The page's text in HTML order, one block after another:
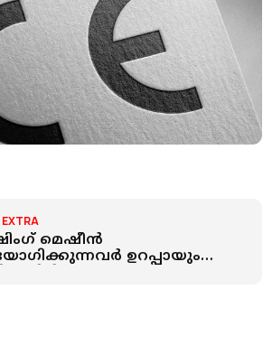
EXTRA
മെഷീന്‍
ഉറപ്പായും